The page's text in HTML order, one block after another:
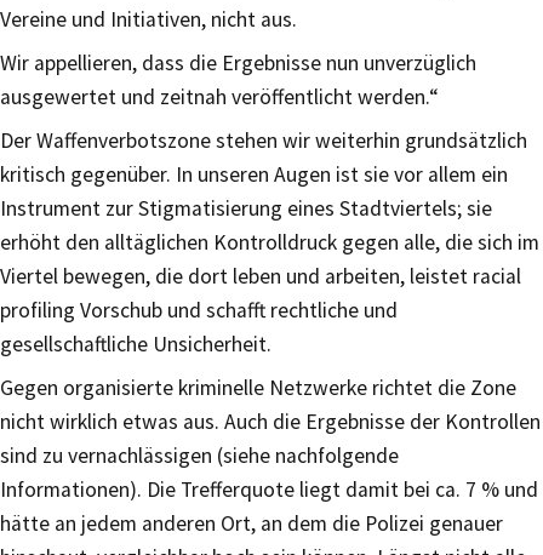
Vereine und Initiativen, nicht aus.
Wir appellieren, dass die Ergebnisse nun unverzüglich
ausgewertet und zeitnah veröffentlicht werden.“
Der Waffenverbotszone stehen wir weiterhin grundsätzlich
kritisch gegenüber. In unseren Augen ist sie vor allem ein
Instrument zur Stigmatisierung eines Stadtviertels; sie
erhöht den alltäglichen Kontrolldruck gegen alle, die sich im
Viertel bewegen, die dort leben und arbeiten, leistet racial
profiling Vorschub und schafft rechtliche und
gesellschaftliche Unsicherheit.
Gegen organisierte kriminelle Netzwerke richtet die Zone
nicht wirklich etwas aus. Auch die Ergebnisse der Kontrollen
sind zu vernachlässigen (siehe nachfolgende
Informationen). Die Trefferquote liegt damit bei ca. 7 % und
hätte an jedem anderen Ort, an dem die Polizei genauer